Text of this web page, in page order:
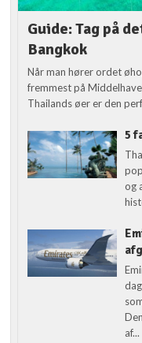
Guide: Tag på
Bangkok
Når man hører ordet
fremmest på
Thailands øer er den
5
og
af...